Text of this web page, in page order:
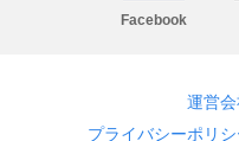
Facebook
運営会
プライバシーポリシ